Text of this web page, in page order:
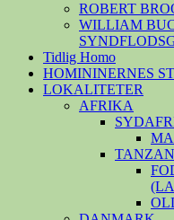
ROBERT
WILLIAM
Tidlig Homo
HOMININERNES
LOKALITETER
AFRIKA